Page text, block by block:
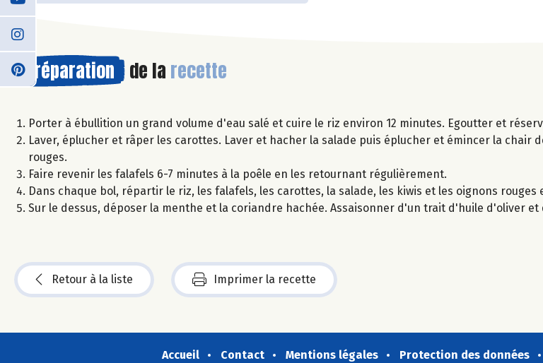
Préparation de la recette
Porter à ébullition un grand volume d'eau salé et cuire le riz environ 12 minutes. Egoutter et
Laver, éplucher et râper les carottes. Laver et hacher la salade puis éplucher et émincer la chair
rouges.
Faire revenir les falafels 6-7 minutes à la poêle en les retournant régulièrement.
Dans chaque bol, répartir le riz, les falafels, les carottes, la salade, les kiwis et les oignons rouges
Sur le dessus, déposer la menthe et la coriandre hachée. Assaisonner d'un trait d'huile d'oliver et
Retour à la liste Imprimer la recette
Accueil Contact Mentions légales Protection des données